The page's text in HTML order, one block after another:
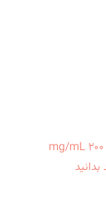
فراخوان ملی ویال‌های چنددوز گلوتاتیون ۲۰۰ mg/mL